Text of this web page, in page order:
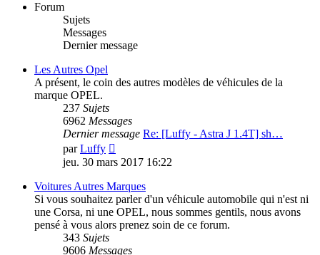
Forum
Sujets
Messages
Dernier message
Les Autres Opel
A présent, le coin des autres modèles de véhicules de la
marque OPEL.
237 Sujets
6962 Messages
Dernier message Re: [Luffy - Astra J 1.4T] sh…
parLuffy
le
message
jeu. 30 mars 2017 16:22
Voitures Autres Marques
Si vous souhaitez parler d'un véhicule automobile qui n'est ni
une Corsa, ni une OPEL, nous sommes gentils, nous avons
pensé à vous alors prenez soin de ce forum.
343 Sujets
9606 Messages